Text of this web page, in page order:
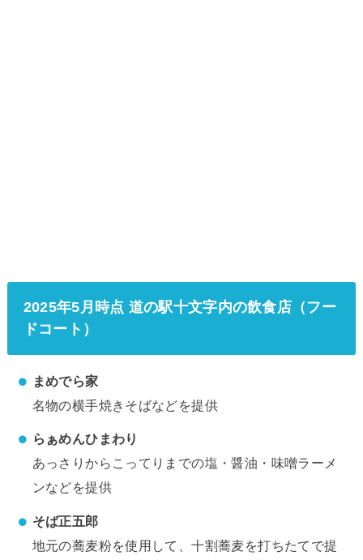
2025年5月時点 道の駅十文字内の飲食店（フー
ドコート）
まめでら家
名物の横手焼きそばなどを提供
らぁめんひまわり
あっさりからこってりまでの塩・醤油・味噌ラーメ
ンなどを提供
そば正五郎
地元の蕎麦粉を使用して、十割蕎麦を打ちたてで提